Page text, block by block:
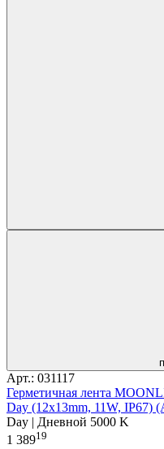
Арт.: 031117
Герметичная лента
Day (12х13mm, 11W, IP67)
Day | Дневной 5000 K
1 38919